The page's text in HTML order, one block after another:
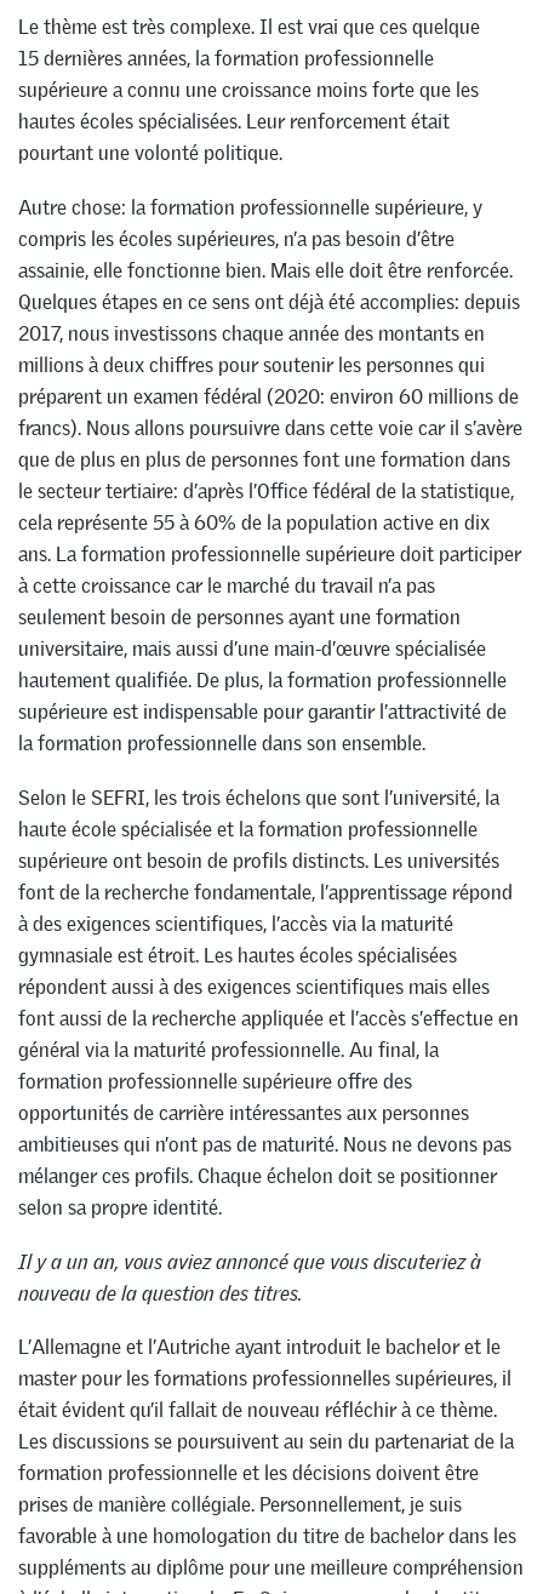
Le thème est très complexe. Il est vrai que ces quelque
15 dernières années, la formation professionnelle
supérieure a connu une croissance moins forte que les
hautes écoles spécialisées. Leur renforcement était
pourtant une volonté politique.
Autre chose: la formation professionnelle supérieure, y
compris les écoles supérieures, n’a pas besoin d’être
assainie, elle fonctionne bien. Mais elle doit être renforcée.
Quelques étapes en ce sens ont déjà été accomplies: depuis
2017, nous investissons chaque année des montants en
millions à deux chiffres pour soutenir les personnes qui
préparent un examen fédéral (2020: environ 60 millions de
francs). Nous allons poursuivre dans cette voie car il s’avère
que de plus en plus de personnes font une formation dans
le secteur tertiaire: d’après l’Office fédéral de la statistique,
cela représente 55 à 60% de la population active en dix
ans. La formation professionnelle supérieure doit participer
à cette croissance car le marché du travail n’a pas
seulement besoin de personnes ayant une formation
universitaire, mais aussi d’une main-d’œuvre spécialisée
hautement qualifiée. De plus, la formation professionnelle
supérieure est indispensable pour garantir l’attractivité de
la formation professionnelle dans son ensemble.
Selon le SEFRI, les trois échelons que sont l’université, la
haute école spécialisée et la formation professionnelle
supérieure ont besoin de profils distincts. Les universités
font de la recherche fondamentale, l’apprentissage répond
à des exigences scientifiques, l’accès via la maturité
gymnasiale est étroit. Les hautes écoles spécialisées
répondent aussi à des exigences scientifiques mais elles
font aussi de la recherche appliquée et l’accès s’effectue en
général via la maturité professionnelle. Au final, la
formation professionnelle supérieure offre des
opportunités de carrière intéressantes aux personnes
ambitieuses qui n’ont pas de maturité. Nous ne devons pas
mélanger ces profils. Chaque échelon doit se positionner
selon sa propre identité.
Il y a un an, vous aviez annoncé que vous discuteriez à
nouveau de la question des titres.
L’Allemagne et l’Autriche ayant introduit le bachelor et le
master pour les formations professionnelles supérieures, il
était évident qu’il fallait de nouveau réfléchir à ce thème.
Les discussions se poursuivent au sein du partenariat de la
formation professionnelle et les décisions doivent être
prises de manière collégiale. Personnellement, je suis
favorable à une homologation du titre de bachelor dans les
suppléments au diplôme pour une meilleure compréhension